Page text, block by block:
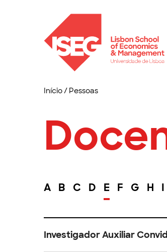
Início/ Pessoas
A B C D E F G H I
Investigador Auxiliar